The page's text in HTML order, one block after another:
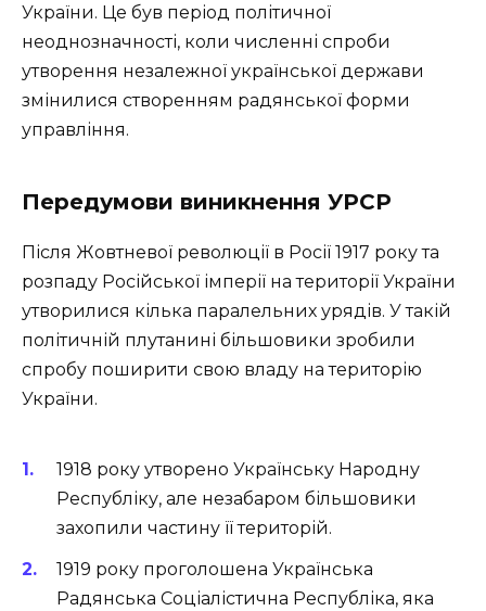
України. Це був період політичної
неоднозначності, коли численні спроби
утворення незалежної української держави
змінилися створенням радянської форми
управління.
Передумови виникнення УРСР
Після Жовтневої революції в Росії 1917 року та
розпаду Російської імперії на території України
утворилися кілька паралельних урядів. У такій
політичній плутанині більшовики зробили
спробу поширити свою владу на територію
України.
1918 року утворено Українську Народну
Республіку, але незабаром більшовики
захопили частину її територій.
1919 року проголошена Українська
Радянська Соціалістична Республіка, яка